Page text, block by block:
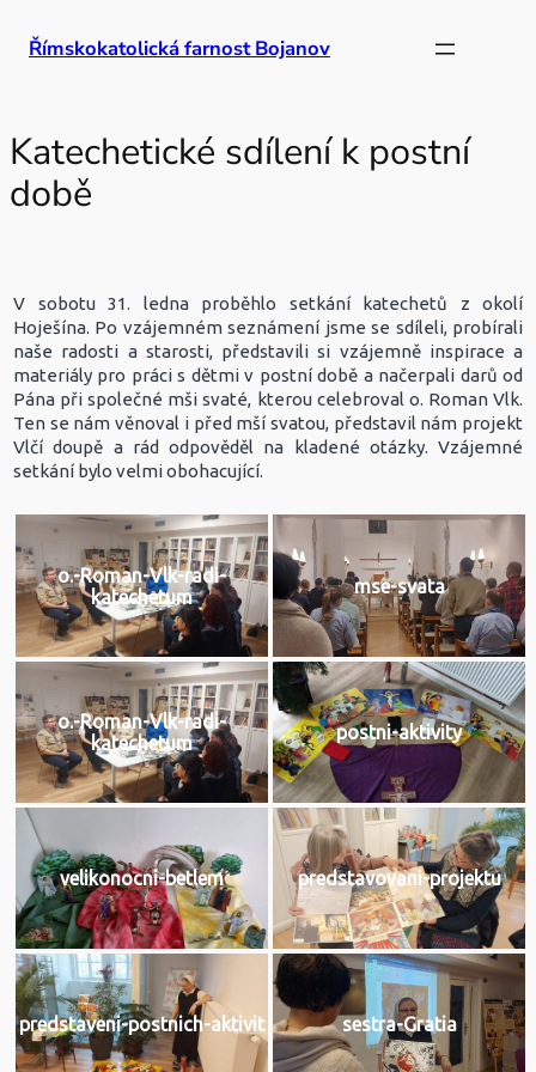
naŘímskokatolická farnost Bojanov
Katechetické sdílení k postní
době
V sobotu 31. ledna proběhlo setkání katechetů z okolí
Hoješína. Po vzájemném seznámení jsme se sdíleli, probírali
naše radosti a starosti, představili si vzájemně inspirace a
materiály pro práci s dětmi v postní době a načerpali darů od
Pána při společné mši svaté, kterou celebroval o. Roman Vlk.
Ten se nám věnoval i před mší svatou, představil nám projekt
Vlčí doupě a rád odpověděl na kladené otázky. Vzájemné
setkání bylo velmi obohacující.
o.-Roman-Vlk-radi-
katechetum
mse-svata
o.-Roman-Vlk-radi-
katechetum
postni-aktivity
velikonocni-betlem predstavovani-projektu
predstaveni-postnich-aktivit sestra-Gratia